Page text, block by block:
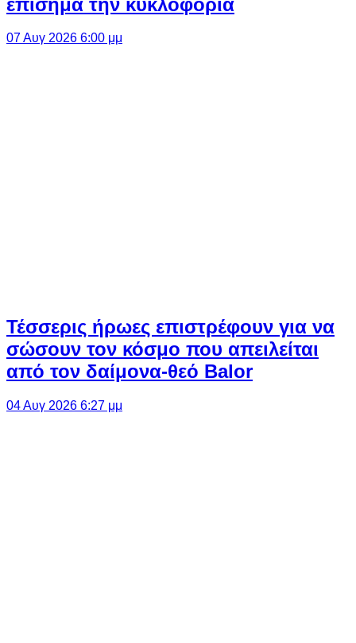
07 Αυγ 2026 6:00 μμ
Τέσσερις ήρωες επιστρέφουν για να
σώσουν τον κόσμο που απειλείται
από τον δαίμονα-θεό Balor
04 Αυγ 2026 6:27 μμ